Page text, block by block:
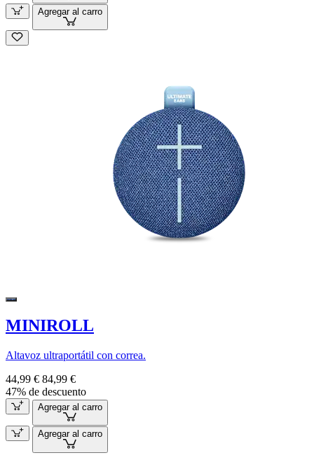
Agregar al carro
MINIROLL
Altavoz ultraportátil con correa.
44,99 € 84,99 €
47% de descuento
Agregar al carro
Agregar al carro